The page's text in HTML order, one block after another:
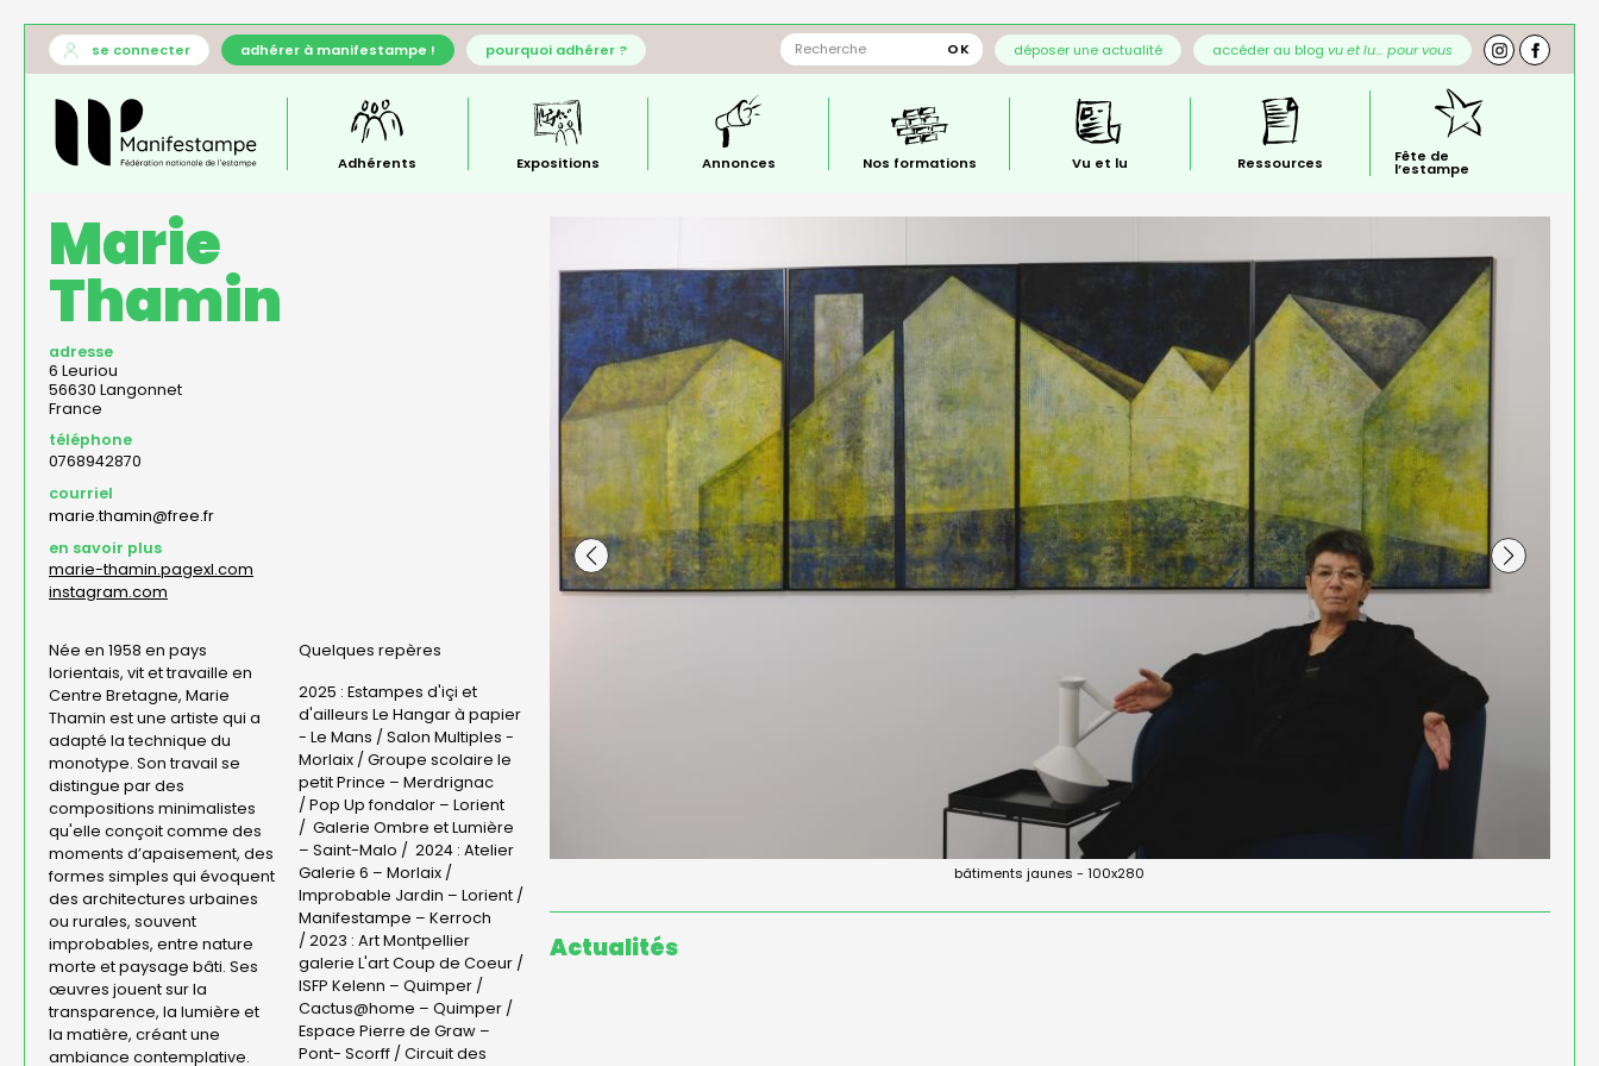
Aller
principal
User
account
menu
se connecter adhérer à manifestampe ! pourquoi adhérer ? déposer une actualité accéder au blog vu et lu… pour vous
—
menu
principal
Adhérents Expositions Annonces Nos formations Vu et lu Ressources Fête de
l’estampe
Marie
Thamin
adresse
6 Leuriou
56630 Langonnet
France
téléphone
0768942870
courriel
marie.thamin@free.fr
en savoir plus
marie-thamin.pagexl.com
instagram.com
Née en 1958 en pays
lorientais, vit et travaille en
Centre Bretagne, Marie
Thamin est une artiste qui a
adapté la technique du
monotype. Son travail se
distingue par des
compositions minimalistes
qu'elle conçoit comme des
moments d’apaisement, des
formes simples qui évoquent
des architectures urbaines
ou rurales, souvent
improbables, entre nature
morte et paysage bâti. Ses
œuvres jouent sur la
transparence, la lumière et
la matière, créant une
ambiance contemplative.
Quelques repères
2025 :Estampes d'içi et
d'ailleurs Le Hangar à papier
- Le Mans / Salon Multiples -
Morlaix / Groupe scolaire le
petit Prince – Merdrignac
/Pop Up fondalor – Lorient
/Galerie Ombre et Lumière
– Saint-Malo /2024 :Atelier
Galerie 6 – Morlaix /
Improbable Jardin – Lorient /
Manifestampe – Kerroch
/2023 :Art Montpellier
galerie L'art Coup de Coeur /
ISFP Kelenn – Quimper /
Cactus@home – Quimper /
Espace Pierre de Graw –
Pont- Scorff /Circuit des
bâtiments jaunes - 100x280
Actualités